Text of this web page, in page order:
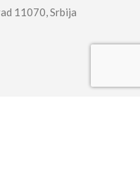
11070, Srbija